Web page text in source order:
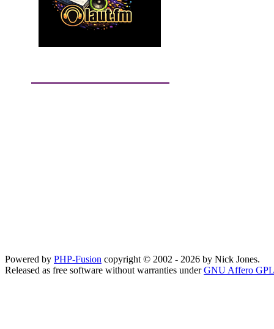
Powered by PHP-Fusion copyright © 2002 - 2026 by Nick Jones.
Released as free software without warranties underGNU Affero GPL